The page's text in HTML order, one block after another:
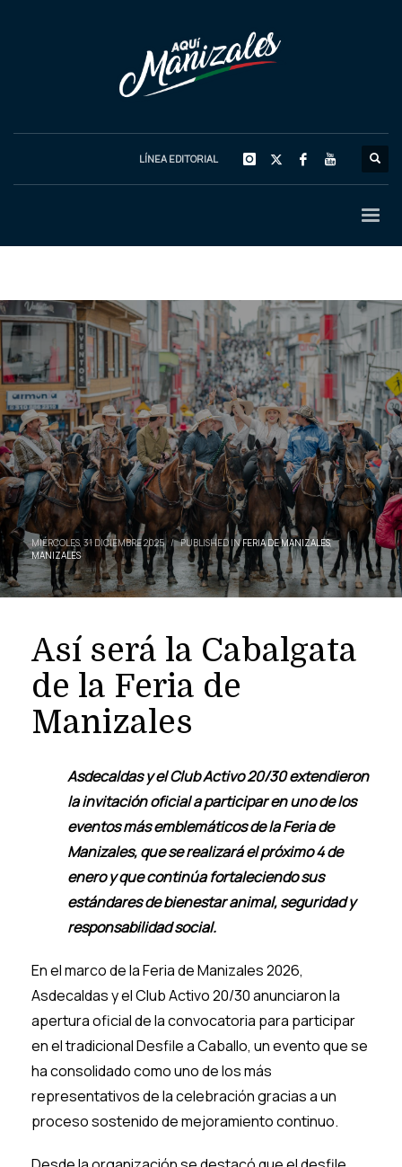
LÍNEA EDITORIAL
MIÉRCOLES, 31 DICIEMBRE 2025 / PUBLISHED INFERIA DE MANIZALES,
MANIZALES
Así será la Cabalgata
de la Feria de
Manizales
Asdecaldas y el Club Activo 20/30 extendieron
la invitación oficial a participar en uno de los
eventos más emblemáticos de la Feria de
Manizales, que se realizará el próximo 4 de
enero y que continúa fortaleciendo sus
estándares de bienestar animal, seguridad y
responsabilidad social.
En el marco de la Feria de Manizales 2026,
Asdecaldas y el Club Activo 20/30 anunciaron la
apertura oficial de la convocatoria para participar
en el tradicional Desfile a Caballo, un evento que se
ha consolidado como uno de los más
representativos de la celebración gracias a un
proceso sostenido de mejoramiento continuo.